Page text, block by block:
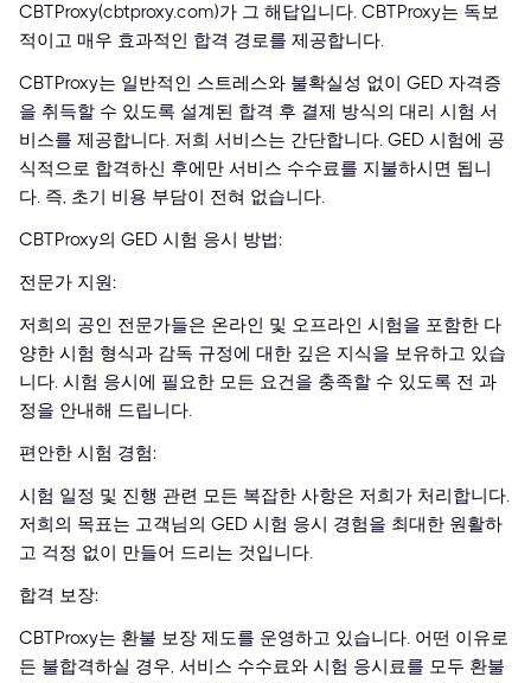
CBTProxy(cbtproxy.com)가 그 해답입니다. CBTProxy는 독보
적이고 매우 효과적인 합격 경로를 제공합니다.
CBTProxy는 일반적인 스트레스와 불확실성 없이 GED 자격증
을 취득할 수 있도록 설계된 합격 후 결제 방식의 대리 시험 서
비스를 제공합니다. 저희 서비스는 간단합니다. GED 시험에 공
식적으로 합격하신 후에만 서비스 수수료를 지불하시면 됩니
다. 즉, 초기 비용 부담이 전혀 없습니다.
CBTProxy의 GED 시험 응시 방법:
전문가 지원:
저희의 공인 전문가들은 온라인 및 오프라인 시험을 포함한 다
양한 시험 형식과 감독 규정에 대한 깊은 지식을 보유하고 있습
니다. 시험 응시에 필요한 모든 요건을 충족할 수 있도록 전 과
정을 안내해 드립니다.
편안한 시험 경험:
시험 일정 및 진행 관련 모든 복잡한 사항은 저희가 처리합니다.
저희의 목표는 고객님의 GED 시험 응시 경험을 최대한 원활하
고 걱정 없이 만들어 드리는 것입니다.
합격 보장:
CBTProxy는 환불 보장 제도를 운영하고 있습니다. 어떤 이유로
든 불합격하실 경우, 서비스 수수료와 시험 응시료를 모두 환불